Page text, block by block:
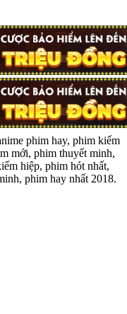
phim hay, phim kiếm
mới, phim thuyết minh,
hiệp, phim hót nhất,
phim hay nhất 2018.